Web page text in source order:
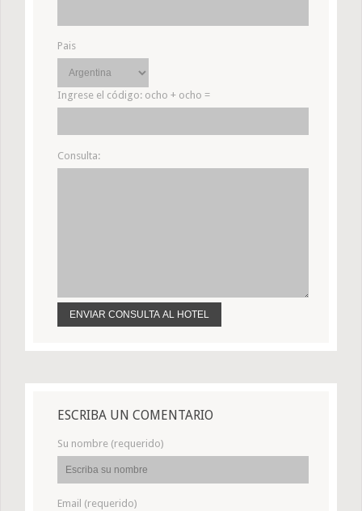
Pais
Ingrese el código: ocho + ocho =
Consulta:
ESCRIBA UN COMENTARIO
Su nombre (requerido)
Email (requerido)